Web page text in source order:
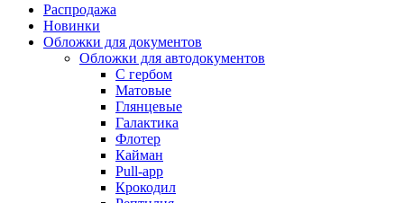
Распродажа
Новинки
Обложки для документов
Обложки для автодокументов
С гербом
Матовые
Глянцевые
Галактика
Флотер
Кайман
Pull-app
Крокодил